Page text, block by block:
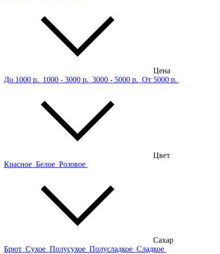
Цена
До 1000 р. 1000 - 3000 р. 3000 - 5000 р. От 5000 р.
Цвет
Красное Белое Розовое
Сахар
Брют Сухое Полусухое Полусладкое Сладкое